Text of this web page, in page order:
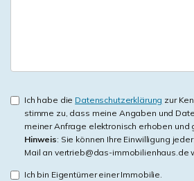
Ich habe die Datenschutzerklärung zur
stimme zu, dass meine Angaben und
meiner Anfrage elektronisch erhoben und
Hinweis: Sie können Ihre Einwilligung
Mail an vertrieb@das-immobilienhaus.de
Ich bin Eigentümer einer Immobilie.